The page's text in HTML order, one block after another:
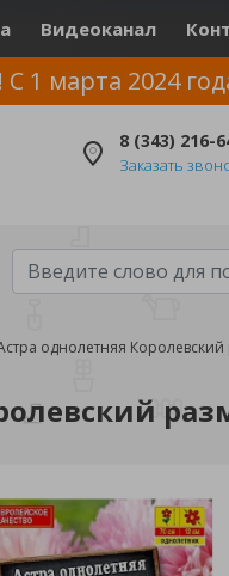
Видеоканал
1 марта 2024
8 (343) 216-
Заказать
однолетняя